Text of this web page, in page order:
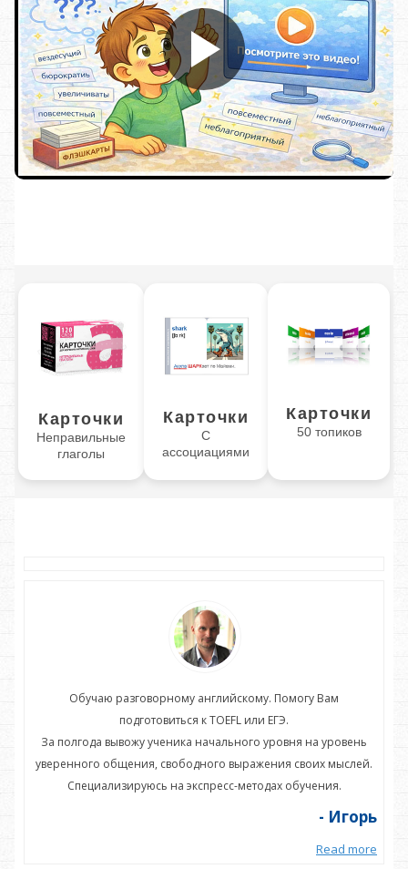
Карточки
Неправильные
глаголы
Карточки
С
ассоциациями
Карточки
50 топиков
Обучаю разговорному английскому. Помогу Вам
подготовиться к TOEFL или ЕГЭ.
За полгода вывожу ученика начального уровня на уровень
уверенного общения, свободного выражения своих мыслей.
Специализируюсь на экспресс-методах обучения.
- Игорь
Read more